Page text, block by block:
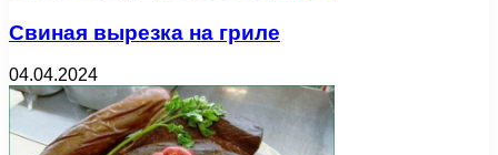
Свиная вырезка на гриле
04.04.2024